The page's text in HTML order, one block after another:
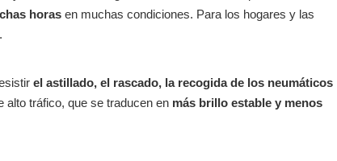
horas en muchas condiciones. Para los hogares y las
el astillado, el rascado, la recogida de los neumáticos
tráfico, que se traducen en más brillo estable y menos